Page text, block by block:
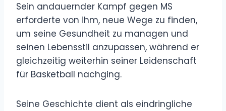
Sein andauernder Kampf gegen MS
erforderte von ihm, neue Wege zu finden,
um seine Gesundheit zu managen und
seinen Lebensstil anzupassen, während er
gleichzeitig weiterhin seiner Leidenschaft
für Basketball nachging.
Seine Geschichte dient als eindringliche